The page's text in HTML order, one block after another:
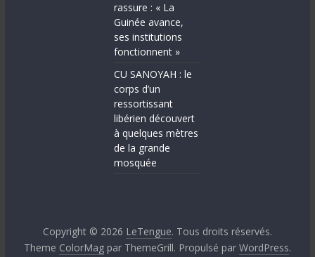
rassure : « La
Guinée avance,
ses institutions
fonctionnent »
CU SANOYAH : le
corps d’un
ressortissant
libérien découvert
à quelques mètres
de la grande
mosquée
Copyright © 2026 LeTengue. Tous droits réservés.
Theme ColorMagpar ThemeGrill. Propulsé par WordPress.